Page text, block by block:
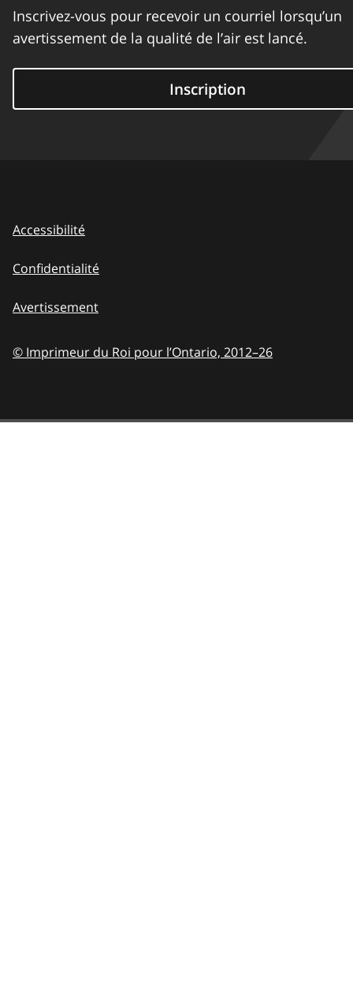
Inscrivez-vous pour recevoir un courriel lorsqu’un
avertissement de la qualité de l’air est lancé.
Inscription
Accessibilité
Confidentialité
Avertissement
© Imprimeur du Roi pour l’Ontario, 2012–26